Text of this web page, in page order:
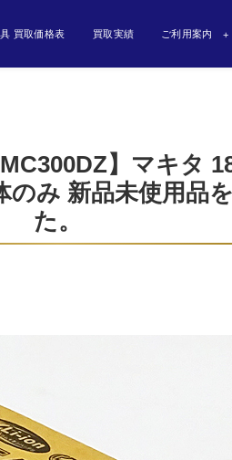
買取価格表 買取実績 ご利用案内
】マキタ
み 新品未使用品
た。